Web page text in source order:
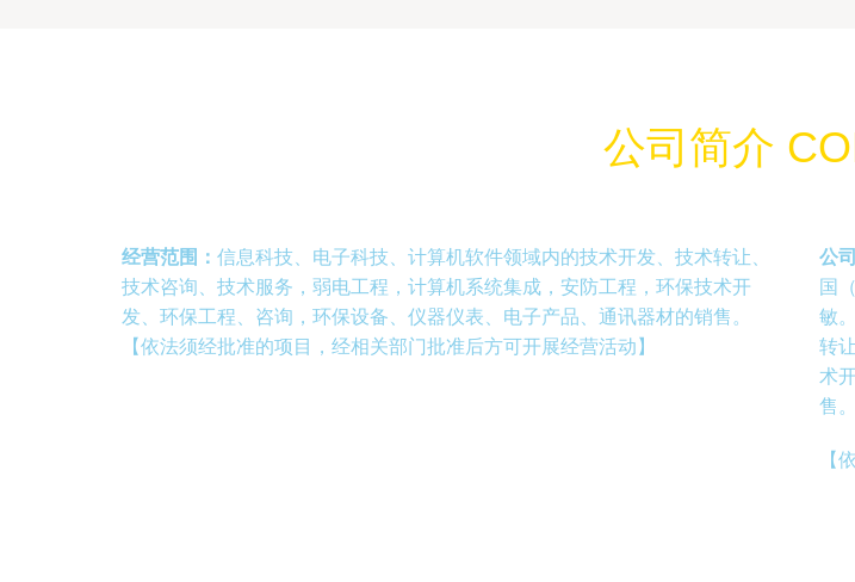
公司简介
经营范围： 信息科技、电子科技、计算机软件领域内的技术开发、技术转让、
技术咨询、技术服务，弱电工程，计算机系统集成，安防工程，环保技术开
发、环保工程、咨询，环保设备、仪器仪表、电子产品、通讯器材的销售。
【依法须经批准的项目，经相关部门批准后方可开展经营活动】
公
国
敏
转
术
售。
【